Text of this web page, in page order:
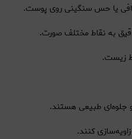
یا حس سنگینی روی پوست.
به نقاط مختلف صورت.
زیست.
و جلوه‌ای طبیعی هستند.
کنند.